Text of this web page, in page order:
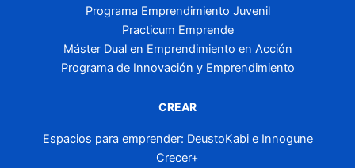
Programa Emprendimiento Juvenil
Practicum Emprende
Máster Dual en Emprendimiento en Acción
Programa de Innovación y Emprendimiento
CREAR
Espacios para emprender: DeustoKabi e Innogune
Crecer+